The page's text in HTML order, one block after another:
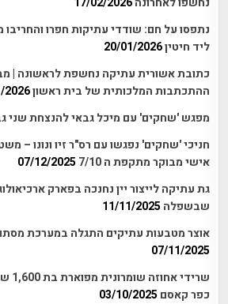
נתפסו על חם: שודדי עתיקות חפרו
ליד חיטין20/01/2026
כתובת אשורית עתיקה נחשפת לראשונה |
ההתכתבות המלכותית של בית ראשון2026
מפגש 'שחקים' עם מיכל גבאי להנצחת שני
חניכי 'שחקים' נפגשו עם רס"ר זיו ונונו –
אישי מבוקר מתקפת ה 7/10
07/12/2025
גת עתיקה לייצור יין נחנכה בפארק
שבשפלה 11/11/2025
אוצר מטבעות עתיקים התגלה במערכת
07/11/2025
כפר קאסם 03/10/2025